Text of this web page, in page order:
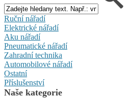
Ruční nářadí
Elektrické nářadí
Aku nářadí
Pneumatické nářadí
Zahradní technika
Automobilové nářadí
Ostatní
Příslušenství
Naše kategorie